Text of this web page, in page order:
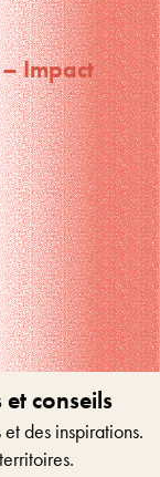
Impact
conseils
des inspirations.